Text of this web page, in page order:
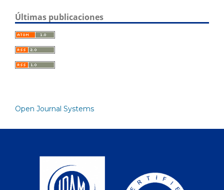
Últimas publicaciones
Open Journal Systems